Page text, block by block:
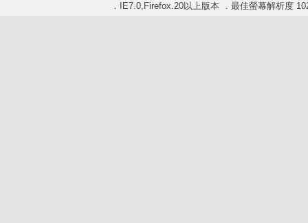
．IE7.0,Firefox.20以上版本 ．最佳螢幕解析度